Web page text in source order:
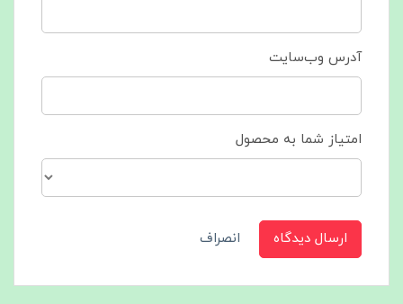
آدرس وب‌سایت
امتیاز شما به محصول
ارسال دیدگاه انصراف